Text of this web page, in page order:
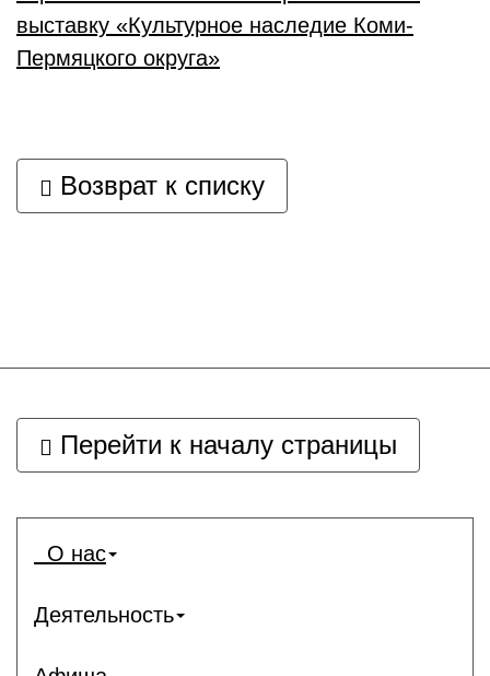
выставку «Культурное наследие Коми-
Пермяцкого округа»
Возврат к списку
Перейти к началу страницы
О нас
Деятельность